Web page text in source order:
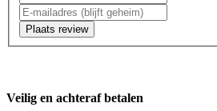
Plaats review
Veilig en achteraf betalen